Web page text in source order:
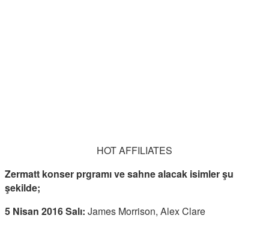
HOT AFFILIATES
Zermatt konser prgramı ve sahne alacak isimler şu
şekilde;
5 Nisan 2016 Salı: James Morrison, Alex Clare